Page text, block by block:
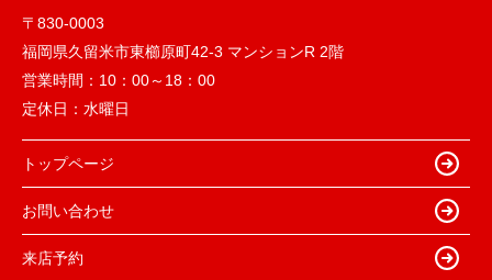
〒830-0003
福岡県久留米市東櫛原町42-3 マンションR 2階
営業時間： 10：00～18：00
定休日： 水曜日
トップページ
お問い合わせ
来店予約